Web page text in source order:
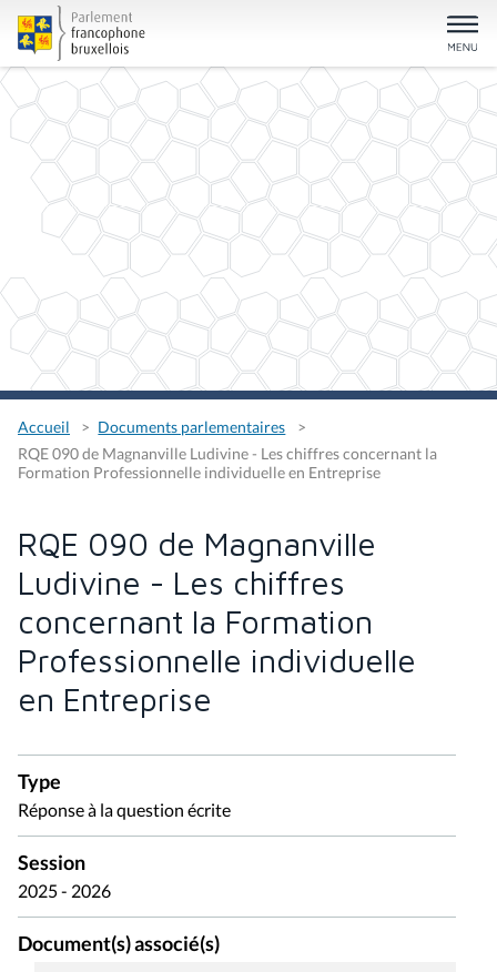
Accueil
Documents parlementaires
RQE 090 de Magnanville Ludivine - Les chiffres concernant la
Formation Professionnelle individuelle en Entreprise
RQE 090 de Magnanville
Ludivine - Les chiffres
concernant la Formation
Professionnelle individuelle
en Entreprise
Type
Réponse à la question écrite
Session
2025 - 2026
Document(s) associé(s)